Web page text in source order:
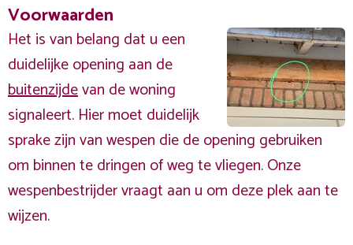
Voorwaarden
Het is van belang dat u een
duidelijke opening aan de
buitenzijdevan de woning
signaleert. Hier moet duidelijk
sprake zijn van wespen die de opening gebruiken
om binnen te dringen of weg te vliegen. Onze
wespenbestrijder vraagt aan u om deze plek aan te
wijzen.